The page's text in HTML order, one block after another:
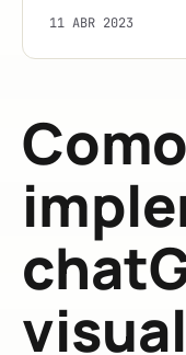
11 ABR 2023
Como